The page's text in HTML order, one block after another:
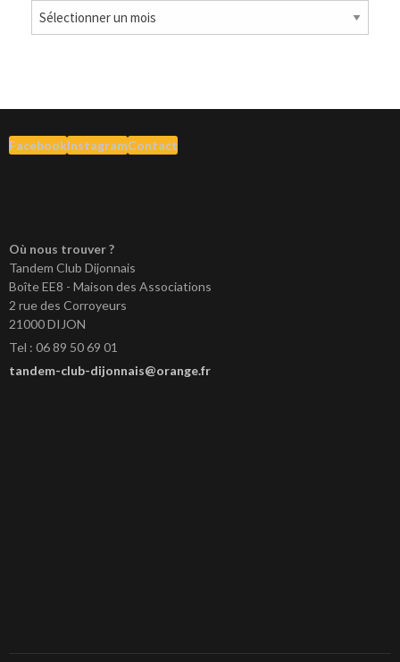
Archives
FacebookInstagramContact
Où nous trouver ?
Tandem Club Dijonnais
Boîte EE8 - Maison des Associations
2 rue des Corroyeurs
21000 DIJON
Tel : 06 89 50 69 01
tandem-club-dijonnais@orange.fr